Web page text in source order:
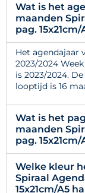
Wat is het
maanden
pag.
Het agendajaar
2023/2024
is 2023/2024.
looptijd is 16
Wat is het
maanden
pag.
Welke kleur
Spiraal
15x21cm/A5